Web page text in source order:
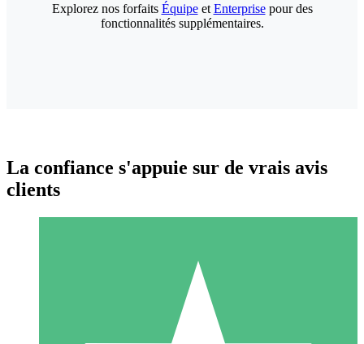
Packs de Crédits Individuels
Explorez nos forfaits Équipeet Enterprisepour des
fonctionnalités supplémentaires.
La confiance s'appuie sur de vrais avis
clients